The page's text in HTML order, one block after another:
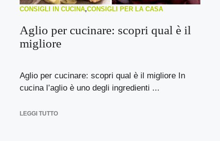
CONSIGLI IN CUCINA,CONSIGLI PER LA CASA
Aglio per cucinare: scopri qual è il
migliore
Aglio per cucinare: scopri qual è il migliore In
cucina l’aglio è uno degli ingredienti ...
LEGGI TUTTO